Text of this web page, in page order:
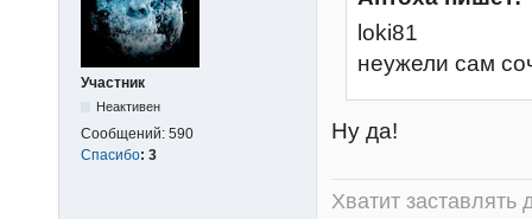
Участник
Неактивен
Сообщений: 590
Спасибо: 3
loki81
неужели сам
Ну да!
Хватит заставлять